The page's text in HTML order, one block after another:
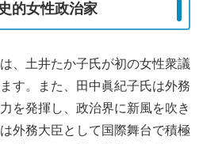
的女性政治家
、土井たか子氏が初の女性衆議
す。また、田中眞紀子氏は外務
を発揮し、政治界に新風を吹き
外務大臣として国際舞台で積極